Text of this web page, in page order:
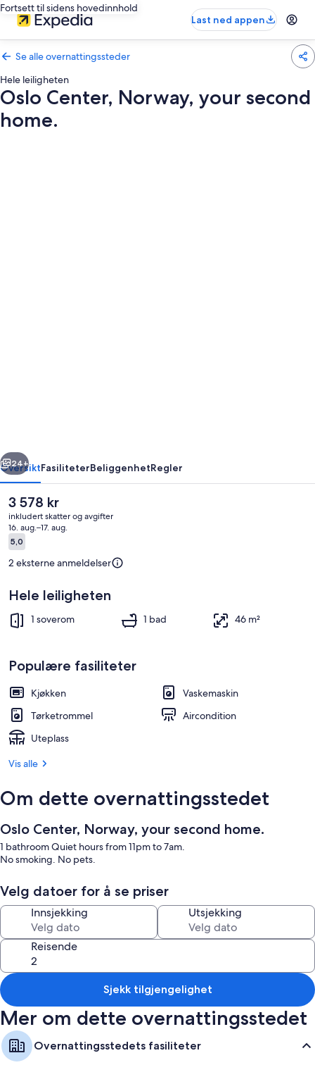
Fortsett til sidens hovedinnhold
Last ned appen
Se alle overnattingssteder
Hele leiligheten
Oslo Center, Norway, your second
home.
Eksteriør
Neste
24+
OversiktFasiliteterBeliggenhetRegler
Den
nåværende
prisen
er
3 578 kr
3 578 kr
inkludert skatter og avgifter
16. aug.–17. aug.
Anmeldelser
5,05,0 av 10 –
2 eksterne anmeldelser
Hele leiligheten
1 soverom 1 bad 46 m²
Populære fasiliteter
Kjøkken
Vaskemaskin
Tørketrommel
Aircondition
Uteplass
Vis alle
Om dette overnattingsstedet
Oslo Center, Norway, your second home.
1 bathroom Quiet hours from 11pm to 7am.
No smoking. No pets.
Velg datoer for å se priser
Innsjekking Utsjekking
Reisende
Sjekk tilgjengelighet
Mer om dette overnattingsstedet
Overnattingsstedets fasiliteter